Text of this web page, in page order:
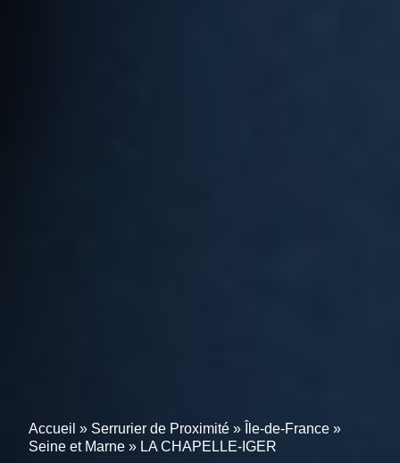
Accueil » Serrurier de Proximité » Île-de-France »
Seine et Marne » LA CHAPELLE-IGER